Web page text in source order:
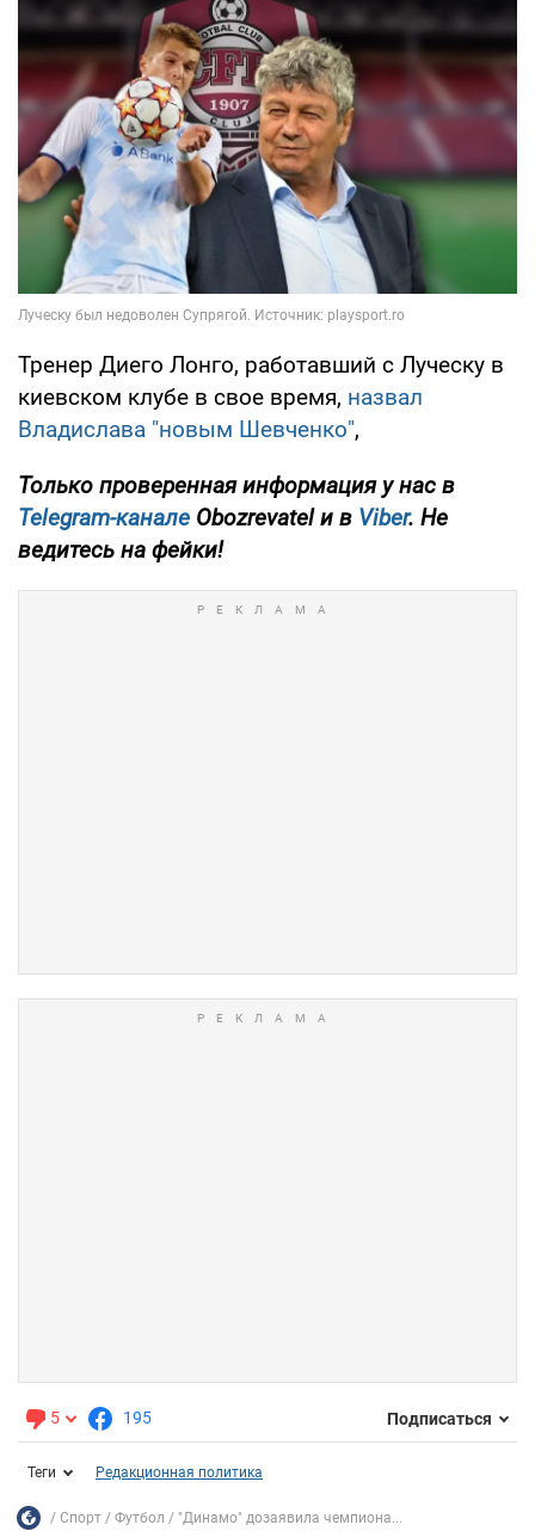
Тренер Диего Лонго, работавший с Луческу в
киевском клубе в свое время, назвал
Владислава "новым Шевченко",
Только проверенная информация у нас в
Telegram-канале Obozrevatel и в Viber. Не
ведитесь на фейки!
5 195 Подписаться
Теги Редакционная политика
Спорт Футбол "Динамо" дозаявила чемпиона...